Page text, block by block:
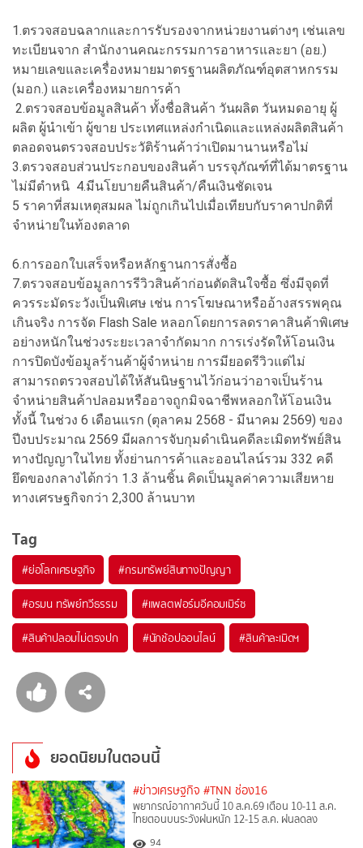
1.ตรวจสอบฉลากและการรับรองจากหน่วยงานต่างๆ เช่นเลข
ทะเบียนจาก สำนักงานคณะกรรมการอาหารและยา (อย.)
หมายเลขและเครื่องหมายมาตรฐานผลิตภัณฑ์อุตสาหกรรม
(มอก.) และเครื่องหมายการค้า
2.ตรวจสอบข้อมูลสินค้า ทั้งชื่อสินค้า วันผลิต วันหมดอายุ ผู้
ผลิต ผู้นำเข้า ผู้ขาย ประเทศแหล่งกำเนิดและแหล่งผลิตสินค้า
ตลอดจนตรวจสอบประวัติร้านค้าว่าเปิดมานานหรือไม่
3.ตรวจสอบส่วนประกอบของสินค้า บรรจุภัณฑ์ที่ได้มาตรฐาน
ไม่มีตำหนิ 4.มีนโยบายคืนสินค้า/คืนเงินชัดเจน
5 ราคาที่สมเหตุสมผล ไม่ถูกเกินไปเมื่อเทียบกับราคาปกติที่
จำหน่ายในท้องตลาด
6.การออกใบเสร็จหรือหลักฐานการสั่งซื้อ
7.ตรวจสอบข้อมูลการรีวิวสินค้าก่อนตัดสินใจซื้อ ซึ่งมีจุดที่
ควรระมัดระวังเป็นพิเศษ เช่น การโฆษณาหรืออ้างสรรพคุณ
เกินจริง การจัด Flash Sale หลอกโดยการลดราคาสินค้าพิเศษ
อย่างหนักในช่วงระยะเวลาจำกัดมาก การเร่งรัดให้โอนเงิน
การปิดบังข้อมูลร้านค้าผู้จำหน่าย การมียอดรีวิวแต่ไม่
สามารถตรวจสอบได้ให้สันนิษฐานไว้ก่อนว่าอาจเป็นร้าน
จำหน่ายสินค้าปลอมหรืออาจถูกมิจฉาชีพหลอกให้โอนเงิน
ทั้งนี้ ในช่วง 6 เดือนแรก (ตุลาคม 2568 - มีนาคม 2569) ของ
ปีงบประมาณ 2569 มีผลการจับกุมดำเนินคดีละเมิดทรัพย์สิน
ทางปัญญาในไทย ทั้งย่านการค้าและออนไลน์รวม 332 คดี
ยึดของกลางได้กว่า 1.3 ล้านชิ้น คิดเป็นมูลค่าความเสียหาย
ทางเศรษฐกิจกว่า 2,300 ล้านบาท
Tag
#ย่อโลกเศรษฐกิจ #กรมทรัพย์สินทางปัญญา
#อรมน ทรัพย์ทวีธรรม #แพลตฟอร์มอีคอมเมิร์ซ
#สินค้าปลอมไม่ตรงปก #นักช้อปออนไลน์ #สินค้าละเมิดฯ
ยอดนิยมในตอนนี้
#ข่าวเศรษฐกิจ #TNN ช่อง16
พยากรณ์อากาศวันนี้ 10 ส.ค.69 เตือน 10-11 ส.ค.
ไทยตอนบนระวังฝนหนัก 12-15 ส.ค. ฝนลดลง
94